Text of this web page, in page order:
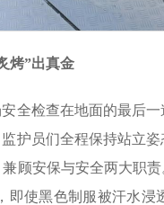
烤”出真金
全检查在地面的最后
护员们全程保持站立
顾安保与安全两大职责
使黑色制服被汗水浸